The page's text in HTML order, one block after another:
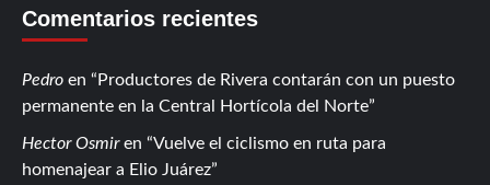
Comentarios recientes
Pedro en
Productores de Rivera contarán con un puesto
permanente en la Central Hortícola del Norte
Hector Osmiren
Vuelve el ciclismo en ruta para
homenajear a Elio Juárez